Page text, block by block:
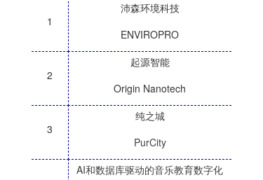
1
沛森环境科技
ENVIROPRO
2
起源智能
Origin Nanotech
3
纯之城
PurCity
AI和数据库驱动的音乐教育数字化